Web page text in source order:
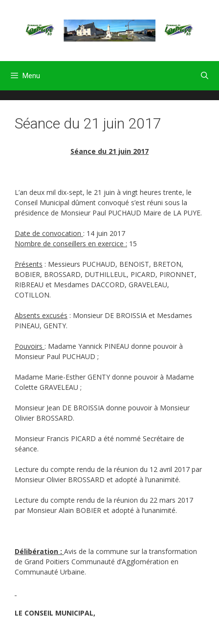
Menu
Séance du 21 juin 2017
Séance du 21 juin 2017
L’an deux mil dix-sept, le 21 juin à vingt heures trente, le
Conseil Municipal dûment convoqué s’est réuni sous la
présidence de Monsieur Paul PUCHAUD Maire de LA PUYE.
Date de convocation : 14 juin 2017
Nombre de conseillers en exercice : 15
Présents : Messieurs PUCHAUD, BENOIST, BRETON,
BOBIER, BROSSARD, DUTHILLEUL, PICARD, PIRONNET,
RIBREAU et Mesdames DACCORD, GRAVELEAU,
COTILLON.
Absents excusés : Monsieur DE BROISSIA et Mesdames
PINEAU, GENTY.
Pouvoirs : Madame Yannick PINEAU donne pouvoir à
Monsieur Paul PUCHAUD ;
Madame Marie-Esther GENTY donne pouvoir à Madame
Colette GRAVELEAU ;
Monsieur Jean DE BROISSIA donne pouvoir à Monsieur
Olivier BROSSARD.
Monsieur Francis PICARD a été nommé Secrétaire de
séance.
Lecture du compte rendu de la réunion du 12 avril 2017 par
Monsieur Olivier BROSSARD et adopté à l’unanimité.
Lecture du compte rendu de la réunion du 22 mars 2017
par Monsieur Alain BOBIER et adopté à l’unanimité.
Délibération : Avis de la commune sur la transformation
de Grand Poitiers Communauté d’Agglomération en
Communauté Urbaine.
LE CONSEIL MUNICIPAL,